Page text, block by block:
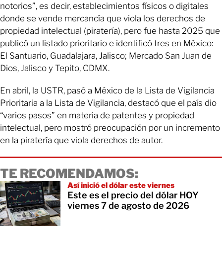
notorios”, es decir, establecimientos físicos o digitales
donde se vende mercancía que viola los derechos de
propiedad intelectual (piratería), pero fue hasta 2025 que
publicó un listado prioritario e identificó tres en México:
El Santuario, Guadalajara, Jalisco; Mercado San Juan de
Dios, Jalisco y Tepito, CDMX.
En abril, la USTR, pasó a México de la Lista de Vigilancia
Prioritaria a la Lista de Vigilancia, destacó que el país dio
“varios pasos” en materia de patentes y propiedad
intelectual, pero mostró preocupación por un incremento
en la piratería que viola derechos de autor.
TE RECOMENDAMOS:
Así inició el dólar este viernes
Este es el precio del dólar HOY
viernes 7 de agosto de 2026